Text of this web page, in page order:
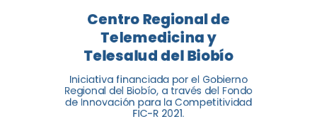
Telemedicina y Telesalud del
Biobío (CRT Biobío) fue
reconocido reconocido en los
Premios de Vinculación con el
Medio 2024...
Leer más
Centro Regional de
Telemedicina y
Telesalud del Biobío
Iniciativa financiada por el Gobierno
Regional del Biobío, a través del Fondo
de Innovación para la Competitividad
FIC-R 2021.